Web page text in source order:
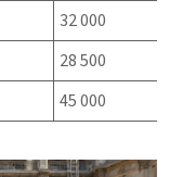
32 000
28 500
45 000